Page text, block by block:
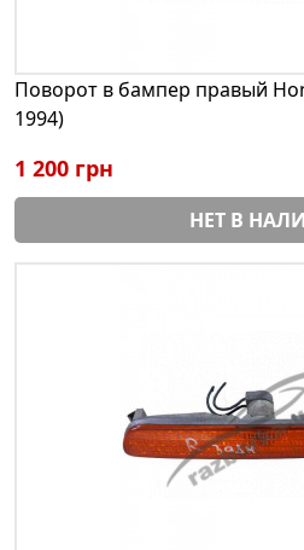
Поворот в бампер правый
1994)
1 200 грн
НЕТ В